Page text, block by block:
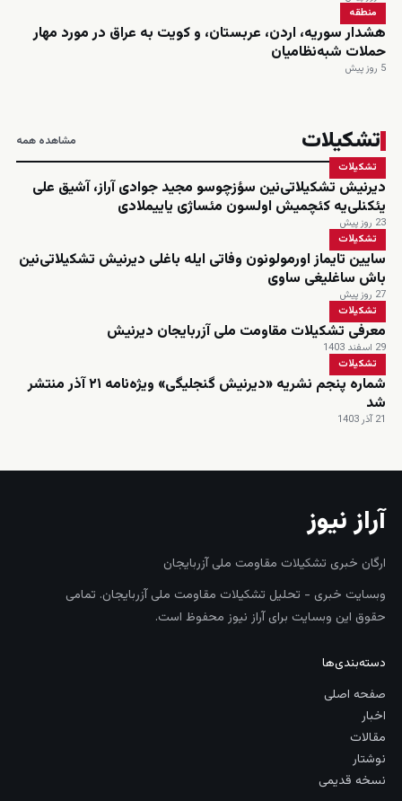
منطقه
هشدار سوریه، اردن، عربستان، و کویت به عراق در مورد مهار
حملات شبه‌نظامیان
5 روز پیش
تشکیلات مشاهده همه
تشکیلات
دیرنیش تشکیلاتی‌نین سؤزچوسو مجید جوادی آراز، آشیق علی
یئکنلی‌یه کئچمیش اولسون مئساژی یاییملادی
23 روز پیش
تشکیلات
سایین تایماز اورمولونون وفاتی ایله باغلی دیرنیش تشکیلاتی‌نین
باش ساغلیغی ساوی
27 روز پیش
تشکیلات
معرفی تشکیلات مقاومت ملی آزربایجان دیرنیش
29 اسفند 1403
تشکیلات
شماره پنجم نشریه «دیرنیش گنجلیگی» ویژه‌نامه ۲۱ آذر منتشر
شد
21 آذر 1403
آراز نیوز
ارگان خبری تشکیلات مقاومت ملی آزربایجان
وبسایت خبری - تحلیل تشکیلات مقاومت ملی آزربایجان. تمامی
حقوق این وبسایت برای آراز نیوز محفوظ است.
دسته‌بندی‌ها
صفحه اصلی
اخبار
مقالات
نوشتار
نسخه قدیمی